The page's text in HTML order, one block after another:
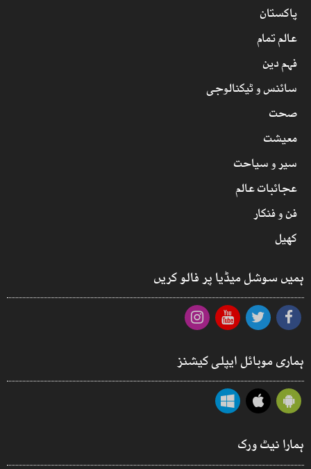
پاکستان
عالم تمام
فہم دین
سائنس و ٹیکنالوجی
صحت
معیشت
سیر و سیاحت
عجائبات عالم
فن و فنکار
کھیل
ہمیں سوشل میڈیا پر فالو کریں
ہماری موبائل ایپلی کیشنز
ہمارا نیٹ ورک